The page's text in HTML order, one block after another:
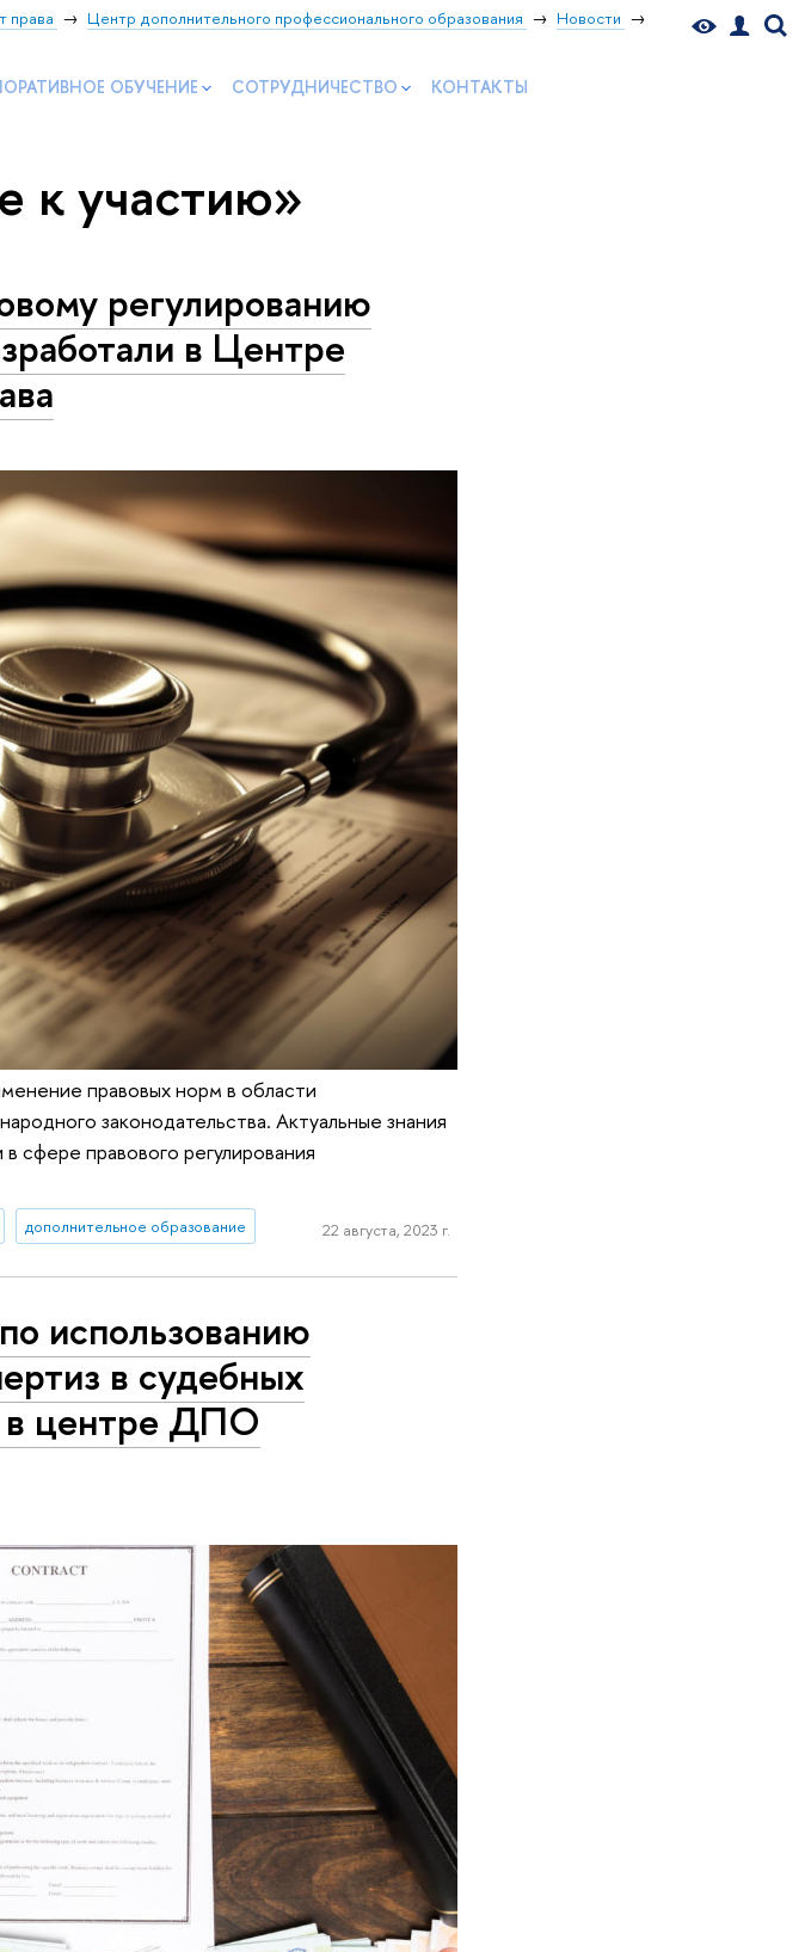
права Центр дополнительного профессионального образования
Новости
ОБУЧЕНИЕ СОТРУДНИЧЕСТВО КОНТАКТЫ
к участию»
регулированию
в Центре
правовых норм в области
законодательства. Актуальные знания
сфере правового регулирования
дополнительное образование 22 августа, 2023 г.
использованию
в судебных
в центре ДПО